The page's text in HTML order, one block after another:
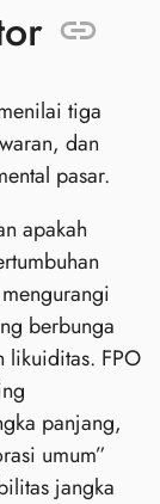
tiga
dan
pasar.
apakah
berbunga
likuiditas. FPO
panjang,
umum”
jangka